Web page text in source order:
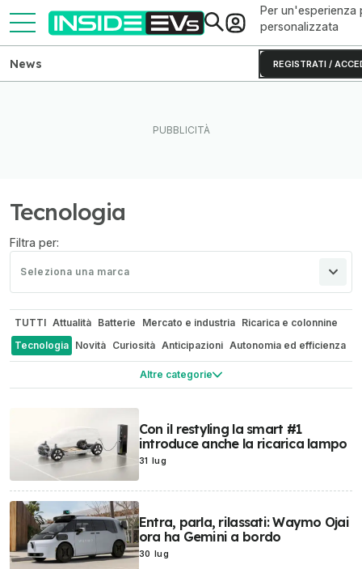
Per un'esperienza
personalizzata
REGISTRATI /
News
Tecnologia
Filtra per:
Seleziona una marca
Altre categorie
TUTTI Attualità Batterie Mercato e industria Ricarica e colonnine
Tecnologia Novità Curiosità Anticipazioni Autonomia ed efficienza
Esperienze al volante
Prototipi & concept Promozioni Auto Motorsport Network
Con il restyling la smart #1
introduce anche la ricarica lampo
31 lug
Entra, parla, rilassati: Waymo Ojai
ora ha Gemini a bordo
30 lug